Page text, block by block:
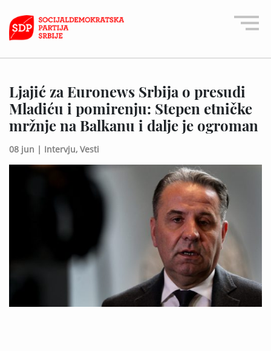
Ljajić za Euronews Srbija o presudi
Mladiću i pomirenju: Stepen etničke
mržnje na Balkanu i dalje je ogroman
08 jun | Intervju, Vesti